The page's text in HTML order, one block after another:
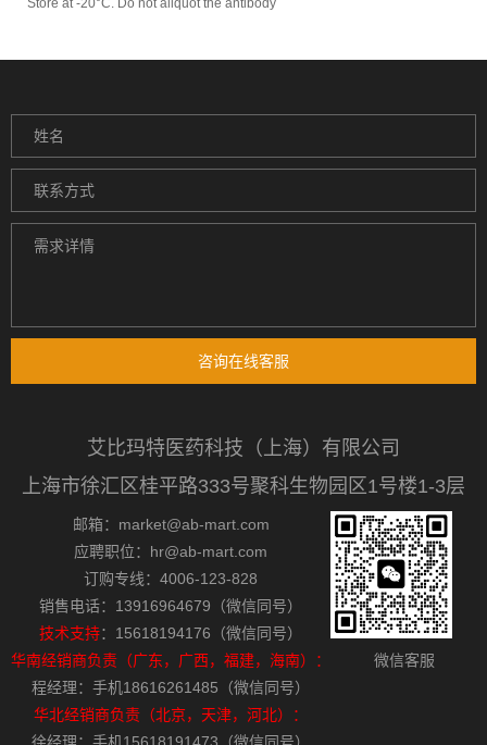
Store at -20°C. Do not aliquot the antibody
咨询在线客服
艾比玛特医药科技（上海）有限公司
上海市徐汇区桂平路333号聚科生物园区1号楼1-3层
邮箱：market@ab-mart.com
应聘职位：hr@ab-mart.com
订购专线：4006-123-828
销售电话：13916964679（微信同号）
技术支持：15618194176（微信同号）
华南经销商负责（广东，广西，福建，海南）：
程经理：手机18616261485（微信同号）
华北经销商负责（北京，天津，河北）：
微信客服